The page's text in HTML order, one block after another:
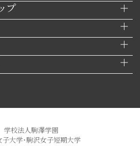
プ
学校法人駒澤学園
大学・駒沢女子短期大学